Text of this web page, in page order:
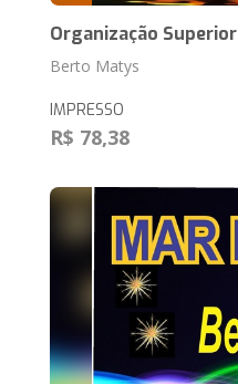
Organização Superior
Berto Matys
IMPRESSO
R$ 78,38